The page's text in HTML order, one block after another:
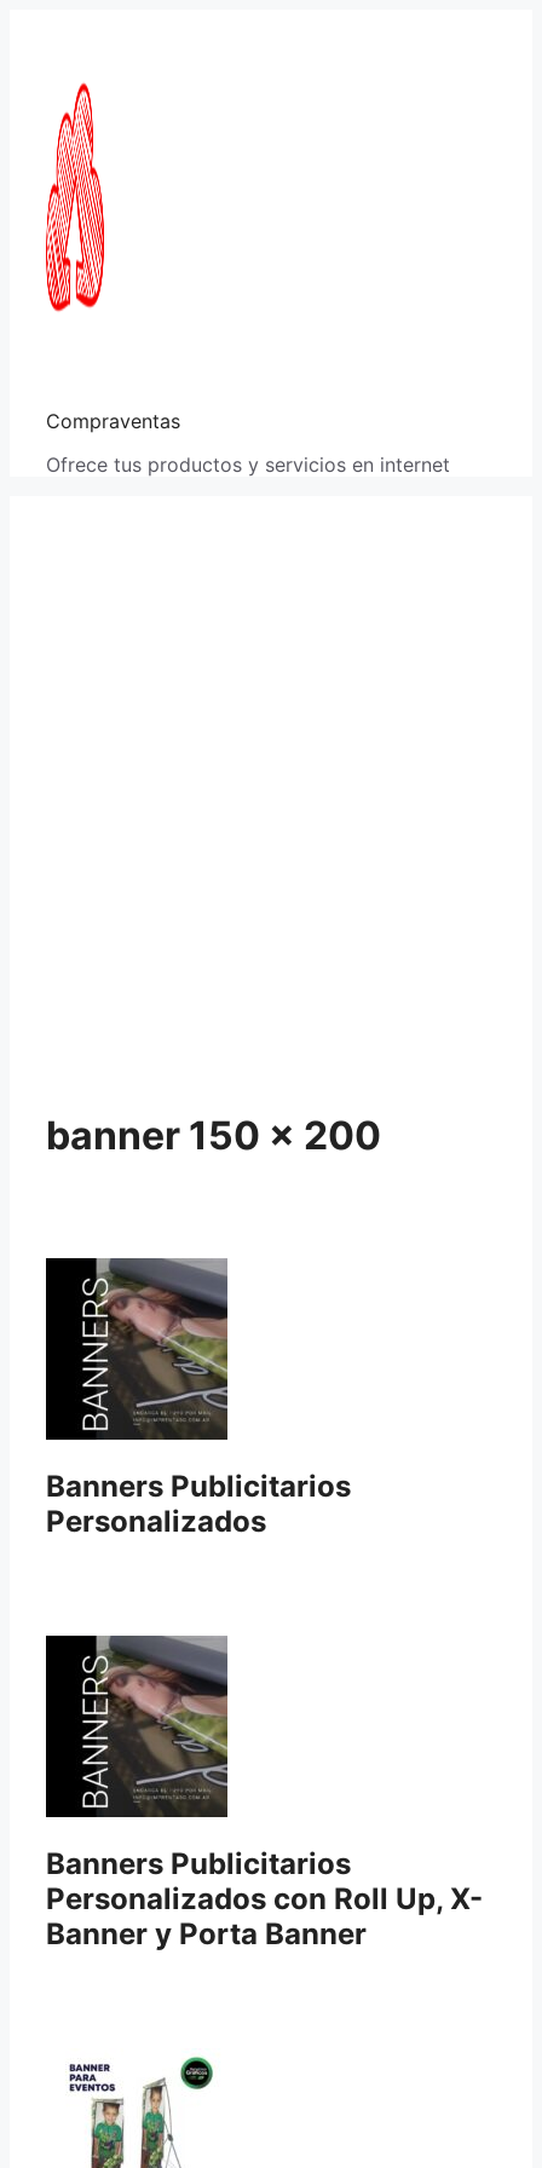
Compraventas
Ofrece tus productos y servicios en internet
banner 150 x 200
Banners Publicitarios
Personalizados
Banners Publicitarios
Personalizados con Roll Up, X-
Banner y Porta Banner